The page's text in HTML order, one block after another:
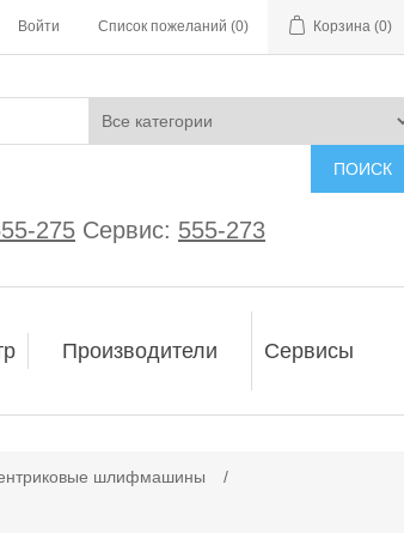
Войти Список пожеланий (0) Корзина (0)
ПОИСК
275 Сервис: 555-273
Производители Сервисы
шлифмашины
/